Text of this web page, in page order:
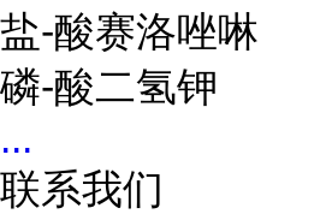
盐-酸赛洛唑啉
磷-酸二氢钾
...
联系我们